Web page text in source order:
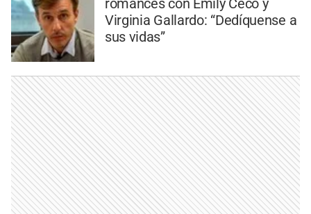
romances con Emily Ceco y
Virginia Gallardo: “Dedíquense a
sus vidas”